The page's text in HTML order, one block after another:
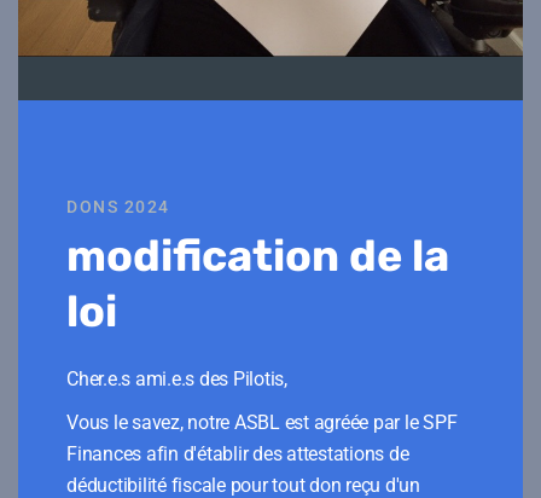
Enregistrer mon nom, mon e-mail et mon site dans le
navigateur pour mon prochain commentaire.
DONS 2024
modification de la
loi
Cher.e.s ami.e.s des Pilotis,
Vous le savez, notre ASBL est agréée par le SPF
Finances afin d'établir des attestations de
déductibilité fiscale pour tout don reçu d'un